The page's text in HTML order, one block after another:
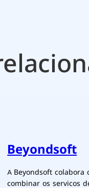
Beyondsoft
A Beyondsoft
combinar os servicos